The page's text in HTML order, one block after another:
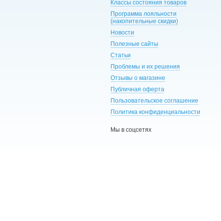
Классы состояния товаров
Программа лояльности
(накопительные скидки)
Новости
Полезные сайты
Статьи
Проблемы и их решения
Отзывы о магазине
Публичная оферта
Пользовательское соглашение
Политика конфиденциальности
Мы в соцсетях